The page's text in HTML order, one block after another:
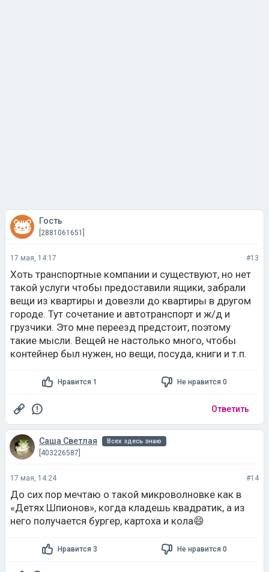
Гость
[2881061651]
17 мая, 14:17 #13
Хоть транспортные компании и существуют, но нет
такой услуги чтобы предоставили ящики, забрали
вещи из квартиры и довезли до квартиры в другом
городе. Тут сочетание и автотранспорт и ж/д и
грузчики. Это мне переезд предстоит, поэтому
такие мысли. Вещей не настолько много, чтобы
контейнер был нужен, но вещи, посуда, книги и т.п.
Нравится 1 Не нравится 0
Ответить
Саша Светлая Всех здесь знаю
[403226587]
17 мая, 14:24 #14
До сих пор мечтаю о такой микроволновке как в
«Детях Шпионов», когда кладешь квадратик, а из
него получается бургер, картоха и кола😄
Нравится 3 Не нравится 0